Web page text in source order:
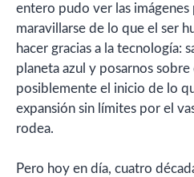
entero pudo ver las
maravillarse de lo que el ser
hacer gracias a la tecnología:
planeta azul y posarnos
posiblemente el inicio de lo
expansión sin límites por el
rodea.
Pero hoy en día, cuatro